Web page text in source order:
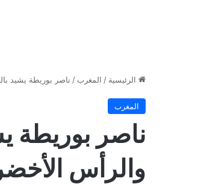
الرئيسية / المغرب / ناصر بوريطة يشيد
المغرب
ناصر بوريطة
والرأس